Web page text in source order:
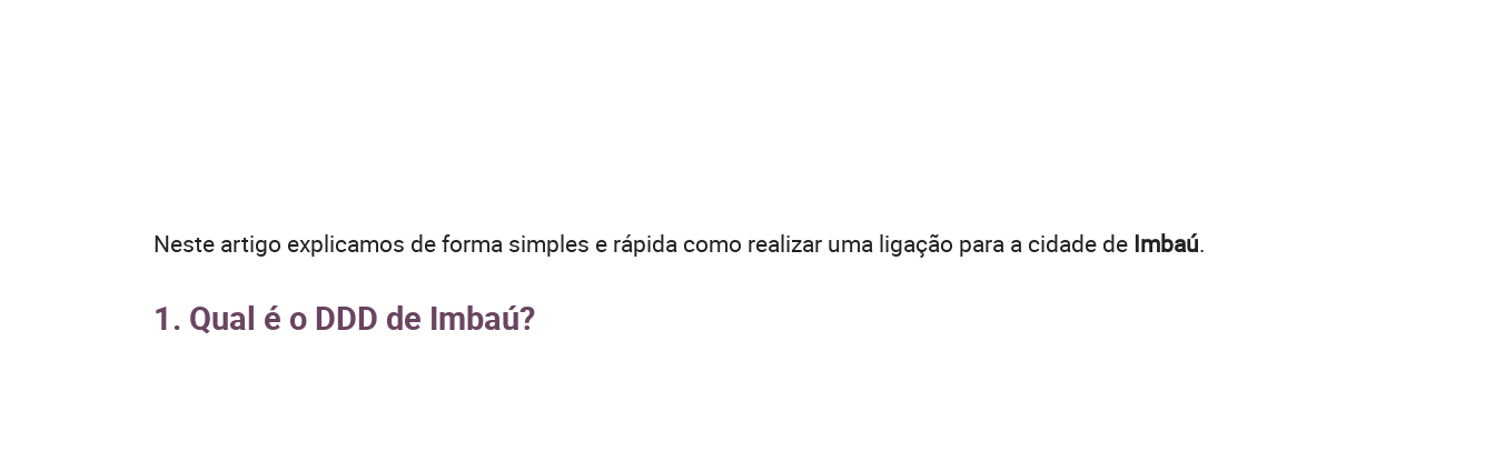
Neste artigo explicamos de forma simples e rápida como realizar uma ligação para a cidade de Imbaú.
1. Qual é o DDD de Imbaú?